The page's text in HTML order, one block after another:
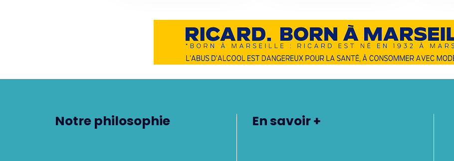
Notre philosophie En savoir +